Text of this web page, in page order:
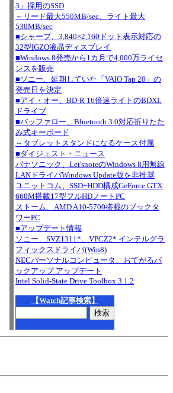
3」採用のSSD
～リード最大550MB/sec、ライト最大
530MB/sec
■シャープ、3,840×2,160ドット表示対応の
32型IGZO液晶ディスプレイ
■Windows 8発売から1カ月で4,000万ライセ
ンスを販売
■ソニー、延期していた「VAIO Tap 20」の
発売日を決定
■アイ・オー、BD-R 16倍速ライトのBDXL
ドライブ
■バッファロー、Bluetooth 3.0対応折りたた
み式キーボード
～タブレットスタンドになるケース付属
■ダイジェスト・ニュース
パナソニック、Let'snoteのWindows 8用無線
LANドライバWindows Update版を非推奨
ユニットコム、SSD+HDD構成GeForce GTX
660M搭載17型フルHDノートPC
ストーム、AMD A10-5700搭載のブックタ
ワーPC
■アップデート情報
ソニー、SVZ1311*、VPCZ2* インテルグラ
フィックスドライバ(Win8)
NECパーソナルコンピュータ、おてがるバ
ックアップ アップデート
Intel Solid-State Drive Toolbox 3.1.2
【Watch記事検索】